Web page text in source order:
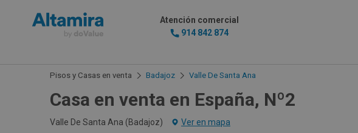
Atención comercial
914 842 874
Pisos y Casas en venta Badajoz Valle De Santa Ana
Casa en venta en España, Nº2
Valle De Santa Ana (Badajoz) Ver en mapa